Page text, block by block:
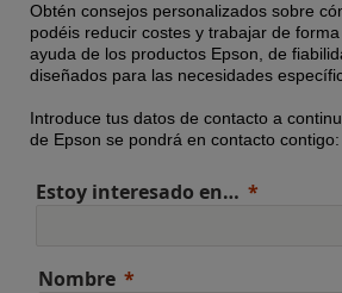
Obtén consejos personalizados sobre
podéis reducir costes y trabajar de
ayuda de los productos Epson, de
diseñados para las necesidades
Introduce tus datos de contacto a
de Epson se pondrá en contacto contigo:
Estoy interesado en…
Nombre